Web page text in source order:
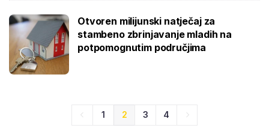
Otvoren milijunski natječaj za
stambeno zbrinjavanje mladih na
potpomognutim područjima
1 2 3 4